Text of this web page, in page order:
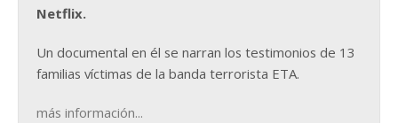
Netflix.
Un documental en él se narran los testimonios de 13
familias víctimas de la banda terrorista ETA.
más información...